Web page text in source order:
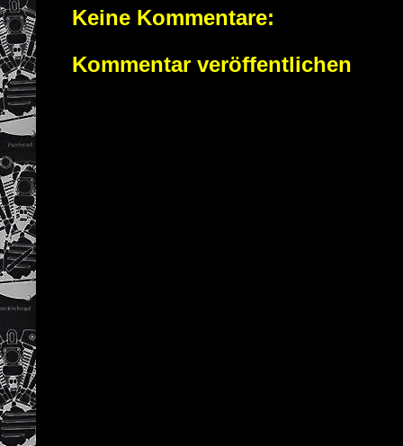
Keine Kommentare:
Kommentar veröffentlichen